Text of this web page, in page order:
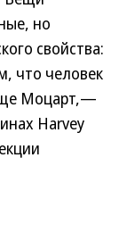
но
свойства:
что человек
Моцарт,—
Harvey